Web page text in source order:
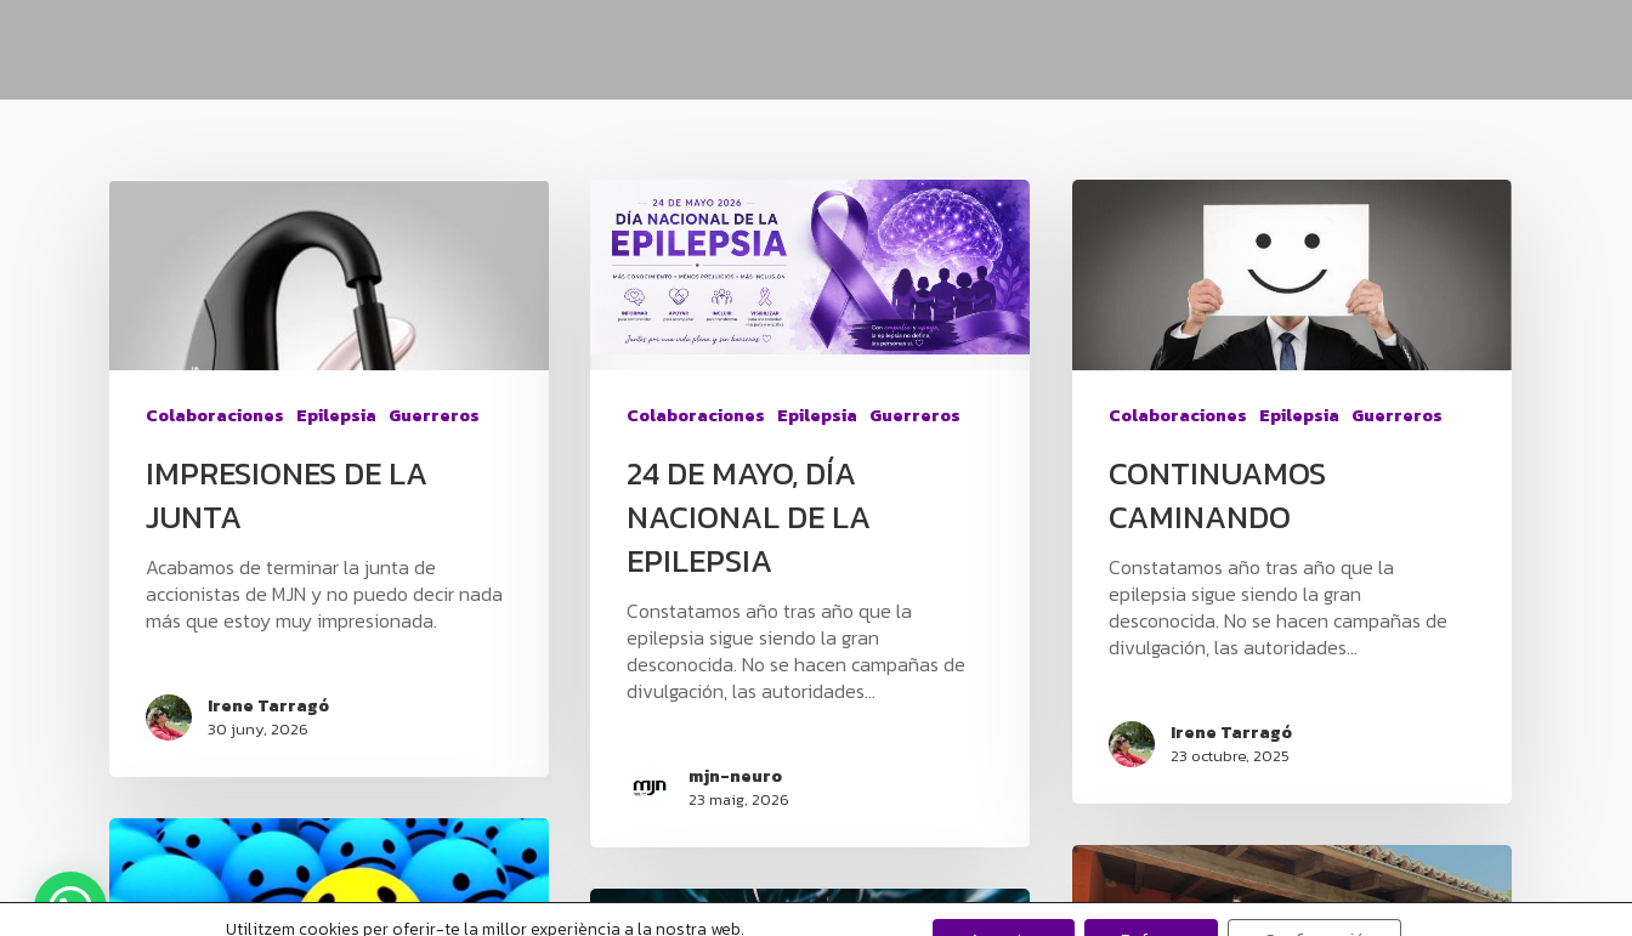
Colaboraciones Epilepsia Guerreros
IMPRESIONES DE LA
JUNTA
Acabamos de terminar la junta de
accionistas de MJN y no puedo decir nada
más que estoy muy impresionada.
Irene Tarragó
30 juny, 2026
Colaboraciones Epilepsia Guerreros
24 DE MAYO, DÍA
NACIONAL DE LA
EPILEPSIA
Constatamos año tras año que la
epilepsia sigue siendo la gran
desconocida. No se hacen campañas de
divulgación, las autoridades…
mjn-neuro
23 maig, 2026
Colaboraciones Epilepsia Guerreros
CONTINUAMOS
CAMINANDO
Constatamos año tras año que la
epilepsia sigue siendo la gran
desconocida. No se hacen campañas de
divulgación, las autoridades…
Irene Tarragó
23 octubre, 2025
Utilitzem cookies per oferir-te la millor experiència a la nostra web.